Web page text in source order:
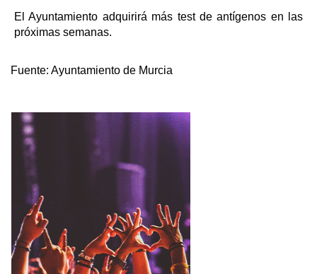
El Ayuntamiento adquirirá más test de antígenos en las
próximas semanas.
Fuente: Ayuntamiento de Murcia